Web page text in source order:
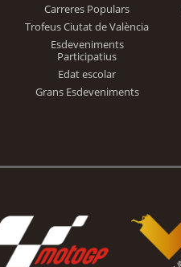
Trinidad Alfonso
Carreres Populars
Trofeus Ciutat de València
Esdeveniments
Participatius
Edat escolar
Grans Esdeveniments